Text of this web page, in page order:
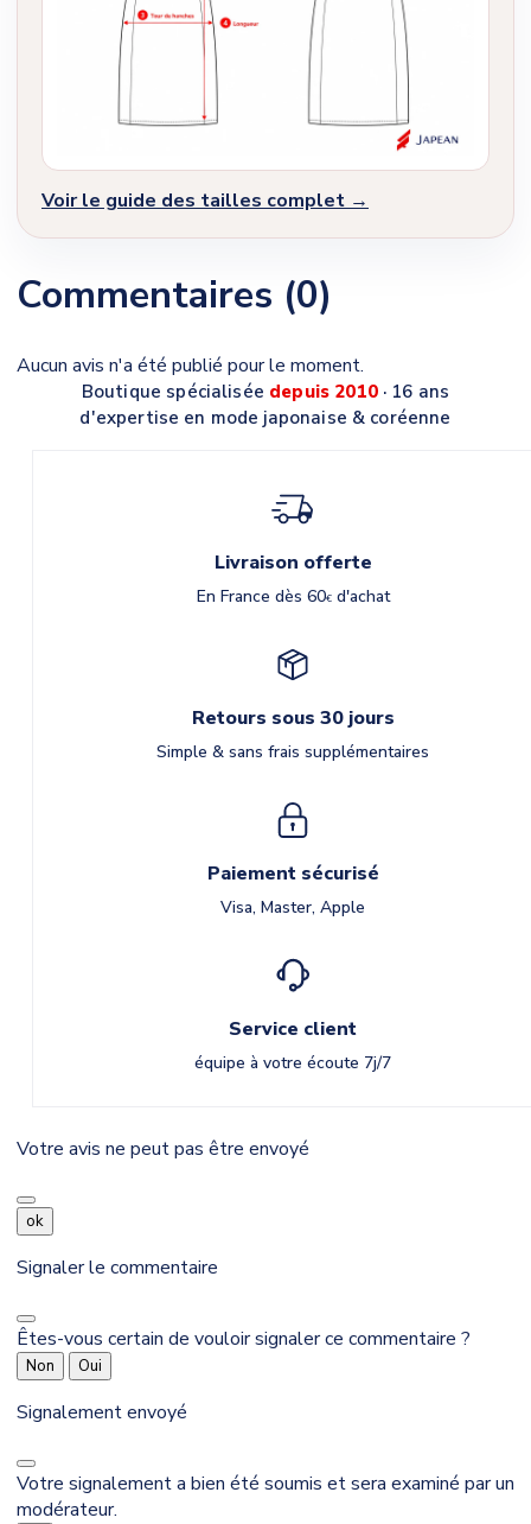
Voir le guide des tailles complet →
Commentaires (0)
Aucun avis n'a été publié pour le moment.
Boutique spécialisée depuis 2010· 16 ans
d'expertise en mode japonaise & coréenne
Livraison offerte
En France dès 60€d'achat
Retours sous 30 jours
Simple & sans frais supplémentaires
Paiement sécurisé
Visa, Master, Apple
Service client
équipe à votre écoute 7j/7
Votre avis ne peut pas être envoyé
ok
Signaler le commentaire
Êtes-vous certain de vouloir signaler ce commentaire ?
Non Oui
Signalement envoyé
Votre signalement a bien été soumis et sera examiné par un
modérateur.